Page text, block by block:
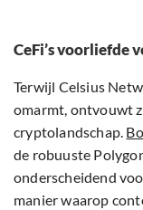
CeFi’s voorliefde
Terwijl Celsius
omarmt, ontvouwt
cryptolandschap.
de robuuste
onderscheidend
manier waarop